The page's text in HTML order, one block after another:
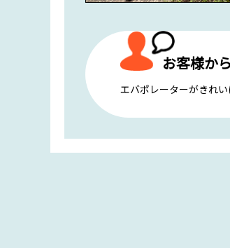
お客様か
エバポレーターがきれい